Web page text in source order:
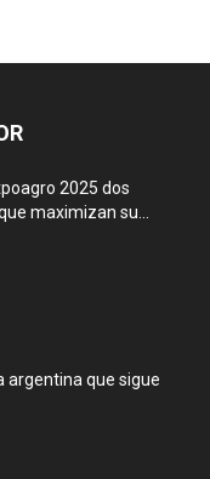
2025 dos
maximizan su...
argentina que sigue